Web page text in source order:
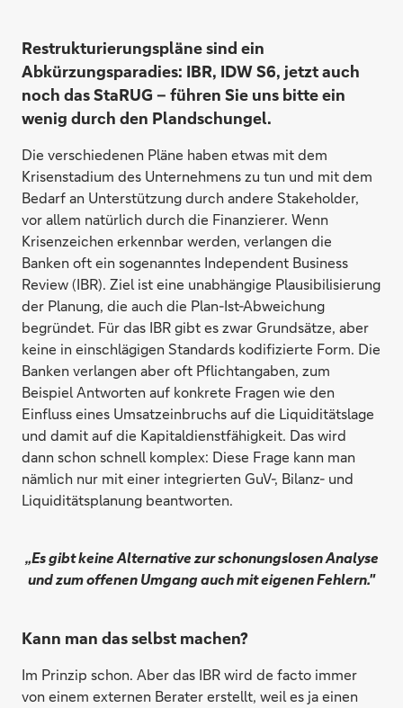
Restrukturierungspläne sind ein
Abkürzungsparadies: IBR, IDW S6, jetzt auch
noch das StaRUG – führen Sie uns bitte ein
wenig durch den Plandschungel.
Die verschiedenen Pläne haben etwas mit dem
Krisenstadium des Unternehmens zu tun und mit dem
Bedarf an Unterstützung durch andere Stakeholder,
vor allem natürlich durch die Finanzierer. Wenn
Krisenzeichen erkennbar werden, verlangen die
Banken oft ein sogenanntes Independent Business
Review (IBR). Ziel ist eine unabhängige Plausibilisierung
der Planung, die auch die Plan-Ist-Abweichung
begründet. Für das IBR gibt es zwar Grundsätze, aber
keine in einschlägigen Standards kodifizierte Form. Die
Banken verlangen aber oft Pflichtangaben, zum
Beispiel Antworten auf konkrete Fragen wie den
Einfluss eines Umsatzeinbruchs auf die Liquiditätslage
und damit auf die Kapitaldienstfähigkeit. Das wird
dann schon schnell komplex: Diese Frage kann man
nämlich nur mit einer integrierten GuV-, Bilanz- und
Liquiditätsplanung beantworten.
„Es gibt keine Alternative zur schonungslosen Analyse
und zum offenen Umgang auch mit eigenen Fehlern."
Kann man das selbst machen?
Im Prinzip schon. Aber das IBR wird de facto immer
von einem externen Berater erstellt, weil es ja einen